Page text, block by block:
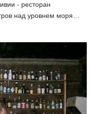
- ресторан
над уровнем моря…